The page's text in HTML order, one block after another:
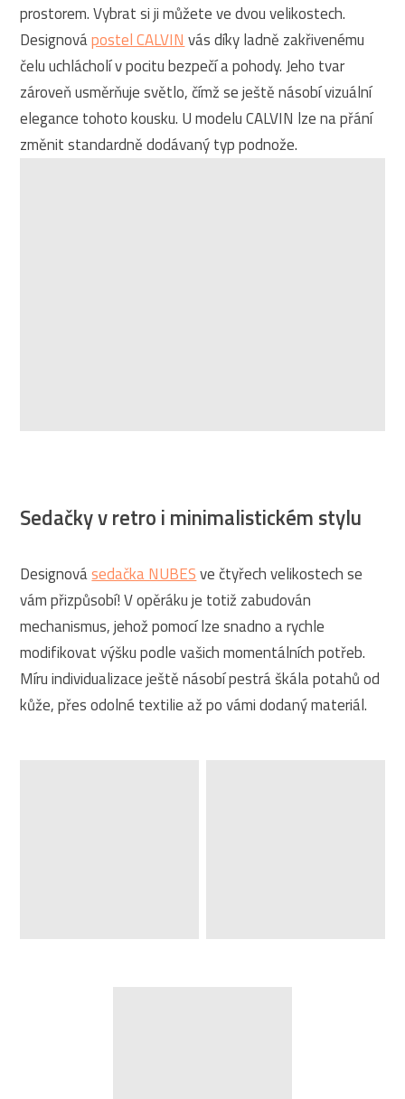
prostorem. Vybrat si ji můžete ve dvou velikostech.
Designovápostel CALVIN vás díky ladně zakřivenému
čelu uchlácholí v pocitu bezpečí a pohody. Jeho tvar
zároveň usměrňuje světlo, čímž se ještě násobí vizuální
elegance tohoto kousku. U modelu CALVIN lze na přání
změnit standardně dodávaný typ podnože.
Sedačky v retro i minimalistickém stylu
Designovásedačka NUBESve čtyřech velikostech se
vám přizpůsobí! V opěráku je totiž zabudován
mechanismus, jehož pomocí lze snadno a rychle
modifikovat výšku podle vašich momentálních potřeb.
Míru individualizace ještě násobí pestrá škála potahů od
kůže, přes odolné textilie až po vámi dodaný materiál.